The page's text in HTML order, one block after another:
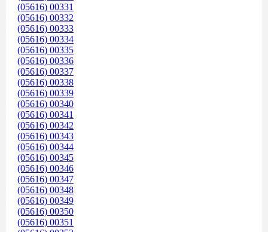
(05616) 00331
(05616) 00332
(05616) 00333
(05616) 00334
(05616) 00335
(05616) 00336
(05616) 00337
(05616) 00338
(05616) 00339
(05616) 00340
(05616) 00341
(05616) 00342
(05616) 00343
(05616) 00344
(05616) 00345
(05616) 00346
(05616) 00347
(05616) 00348
(05616) 00349
(05616) 00350
(05616) 00351